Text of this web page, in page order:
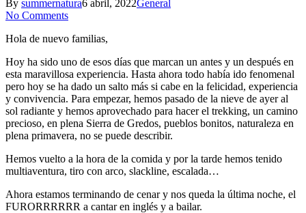
By summernatura6 abril, 2022General
No Comments
Hola de nuevo familias,
Hoy ha sido uno de esos días que marcan un antes y un después en
esta maravillosa experiencia. Hasta ahora todo había ido fenomenal
pero hoy se ha dado un salto más si cabe en la felicidad, experiencia
y convivencia. Para empezar, hemos pasado de la nieve de ayer al
sol radiante y hemos aprovechado para hacer el trekking, un camino
precioso, en plena Sierra de Gredos, pueblos bonitos, naturaleza en
plena primavera, no se puede describir.
Hemos vuelto a la hora de la comida y por la tarde hemos tenido
multiaventura, tiro con arco, slackline, escalada…
Ahora estamos terminando de cenar y nos queda la última noche, el
FURORRRRRR a cantar en inglés y a bailar.